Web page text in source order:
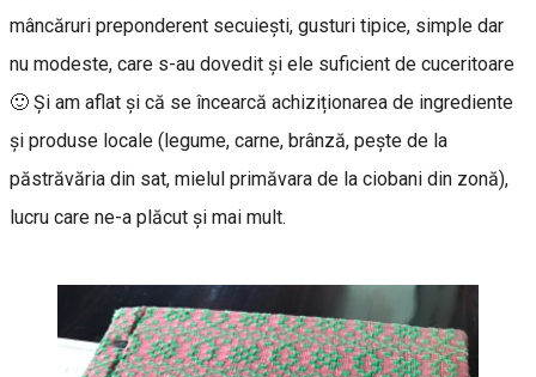
mâncăruri preponderent secuiești, gusturi tipice, simple dar
nu modeste, care s-au dovedit și ele suficient de cuceritoare
🙂 Și am aflat și că se încearcă achiziționarea de ingrediente
și produse locale (legume, carne, brânză, peşte de la
păstrăvăria din sat, mielul primăvara de la ciobani din zonă),
lucru care ne-a plăcut și mai mult.